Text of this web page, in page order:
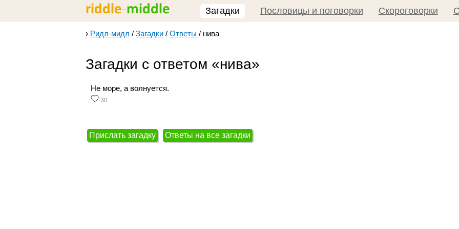
Загадки Пословицы и поговорки Скороговорки
› Ридл-мидл / Загадки / Ответы / нива
Загадки с ответом «нива»
Не море, а волнуется.
30
Прислать загадку Ответы на все загадки